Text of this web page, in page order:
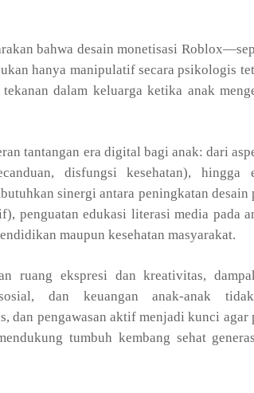
bahwa desain monetisasi
hanya manipulatif secara psikologis
dalam keluarga ketika anak
tantangan era digital bagi anak: dari
disfungsi kesehatan), hingga
sinergi antara peningkatan desain
penguatan edukasi literasi media pada
maupun kesehatan masyarakat.
ruang ekspresi dan kreativitas,
dan keuangan anak-anak
dan pengawasan aktif menjadi kunci agar
tumbuh kembang sehat